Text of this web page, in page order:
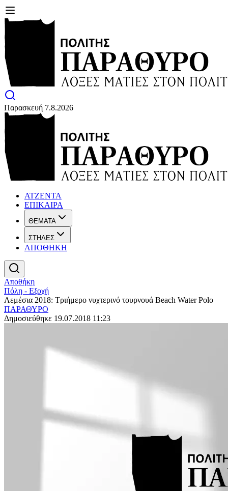
Παρασκευή 7.8.2026
ΑΤΖΕΝΤΑ
ΕΠΙΚΑΙΡΑ
ΘΕΜΑΤΑ
ΣΤΗΛΕΣ
ΑΠΟΘΗΚΗ
Αποθήκη
Πόλη - Εξοχή
Λεμέσια 2018: Τριήμερο νυχτερινό τουρνουά Beach Water Polo
ΠΑΡΑΘΥΡΟ
Δημοσιεύθηκε 19.07.2018 11:23